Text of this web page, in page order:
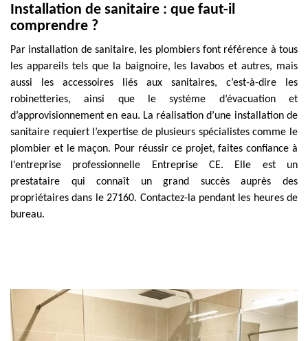
Installation de sanitaire : que faut-il
comprendre ?
Par installation de sanitaire, les plombiers font référence à tous
les appareils tels que la baignoire, les lavabos et autres, mais
aussi les accessoires liés aux sanitaires, c’est-à-dire les
robinetteries, ainsi que le système d’évacuation et
d’approvisionnement en eau. La réalisation d’une installation de
sanitaire requiert l’expertise de plusieurs spécialistes comme le
plombier et le maçon. Pour réussir ce projet, faites confiance à
l’entreprise professionnelle Entreprise CE. Elle est un
prestataire qui connaît un grand succès auprès des
propriétaires dans le 27160. Contactez-la pendant les heures de
bureau.